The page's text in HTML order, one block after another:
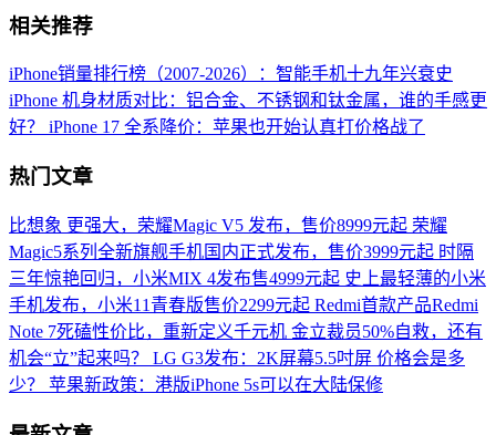
相关推荐
iPhone销量排行榜（2007-2026）：智能手机十九年兴衰史
iPhone 机身材质对比：铝合金、不锈钢和钛金属，谁的手感更
好？
iPhone 17 全系降价：苹果也开始认真打价格战了
热门文章
比想象 更强大，荣耀Magic V5 发布，售价8999元起 荣耀
Magic5系列全新旗舰手机国内正式发布，售价3999元起 时隔
三年惊艳回归，小米MIX 4发布售4999元起 史上最轻薄的小米
手机发布，小米11青春版售价2299元起 Redmi首款产品Redmi
Note 7死磕性价比，重新定义千元机 金立裁员50%自救，还有
机会“立”起来吗？
LG G3发布：2K屏幕5.5吋屏 价格会是多
少？
苹果新政策：港版iPhone 5s可以在大陆保修